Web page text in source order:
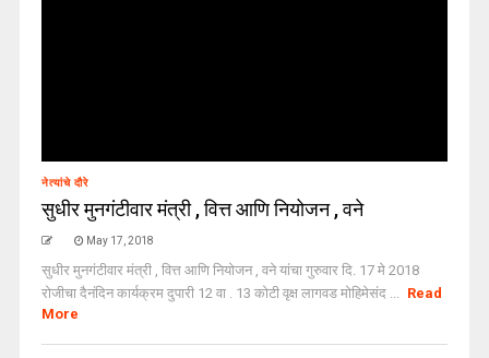
नेत्यांचे दौरे
सुधीर मुनगंटीवार मंत्री , वित्त आणि नियोजन , वने
May 17, 2018
सुधीर मुनगंटीवार मंत्री , वित्त आणि नियोजन , वने यांचा गुरुवार दि. 17 मे 2018
रोजीचा दैनंदिन कार्यक्रम दुपारी 12 वा . 13 कोटी वृक्ष लागवड मोहिमेसंद ... Read
More